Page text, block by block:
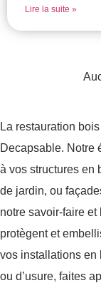
Lire la suite »
La restauration
Decapsable. Notre
à vos structures en
de jardin, ou
notre savoir-faire
protègent et
vos installations en
ou d’usure, faites